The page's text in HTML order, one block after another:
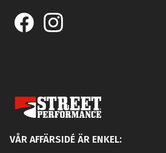
VÅR AFFÄRSIDÉ ÄR ENKEL: